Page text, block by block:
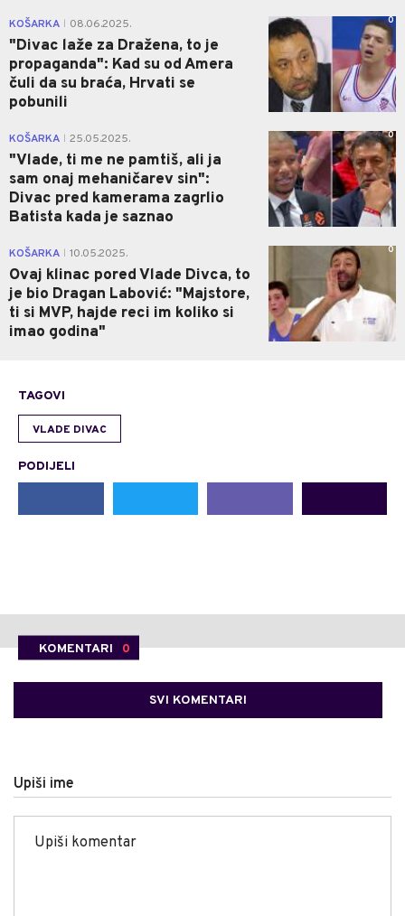
KOŠARKA 08.06.2025.
"Divac laže za Dražena, to je
propaganda": Kad su od Amera
čuli da su braća, Hrvati se
pobunili
0
KOŠARKA 25.05.2025.
"Vlade, ti me ne pamtiš, ali ja
sam onaj mehaničarev sin":
Divac pred kamerama zagrlio
Batista kada je saznao
0
KOŠARKA 10.05.2025.
Ovaj klinac pored Vlade Divca, to
je bio Dragan Labović: "Majstore,
ti si MVP, hajde reci im koliko si
imao godina"
0
TAGOVI
VLADE DIVAC
PODIJELI
KOMENTARI 0
SVI KOMENTARI
Upiši ime